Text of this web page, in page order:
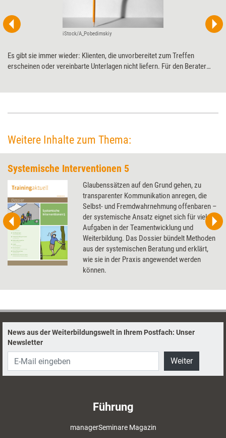
iStock/A_Pobedimskiy
Es gibt sie immer wieder: Klienten, die unvorbereitet zum Treffen
erscheinen oder vereinbarte Unterlagen nicht liefern. Für den Berater
Weitere Inhalte zum Thema:
Systemische Interventionen 5
Glaubenssätzen auf den Grund gehen, zu
transparenter Kommunikation anregen, die
Selbst- und Fremdwahrnehmung offenbaren –
der systemische Ansatz eignet sich für viele
Aufgaben in der Teamentwicklung und
Weiterbildung. Das Dossier bündelt Methoden
aus der systemischen Beratung und erklärt,
wie sie in der Praxis angewendet werden
können.
News aus der Weiterbildungswelt in Ihrem Postfach: Unser
Newsletter
Weiter
Führung
managerSeminare Magazin